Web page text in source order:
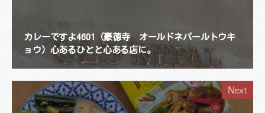
カレーですよ4601（豪徳寺 オールドネパールトウキ
ョウ）心あるひとと心ある店に。
Next